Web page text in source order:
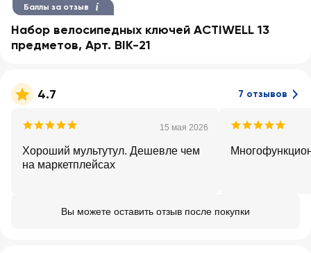
Баллы за отзыв
Набор велосипедных ключей ACTIWELL 13
предметов, Арт. BIK-21
4.7 7 отзывов
15 мая 2026
Хороший мультутул. Дешевле чем
на маркетплейсах
Вы можете оставить отзыв после покупки